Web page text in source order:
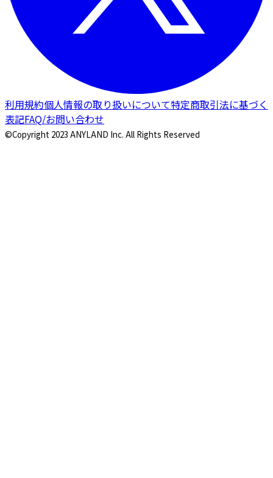
利用規約個人情報の取り扱いについて特定商取引法に基づく
表記FAQ/お問い合わせ
©Copyright 2023 ANYLAND Inc. All Rights Reserved